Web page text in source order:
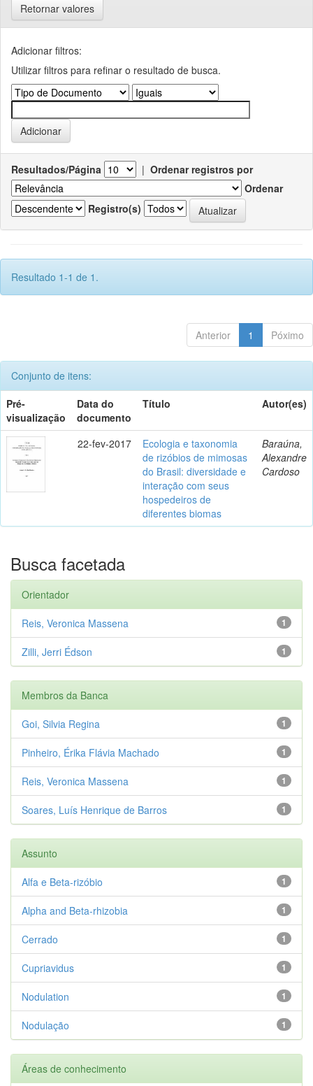
Retornar valores
Adicionar filtros:
Utilizar filtros para refinar o resultado de busca.
Resultados/Página | Ordenar registros por
Ordenar
Registro(s)
Resultado 1-1 de 1.
Anterior 1 Póximo
Conjunto de itens:
Pré-
visualização
Data do
documento
Título Autor(es)
22-fev-2017
Ecologia e taxonomia
de rizóbios de mimosas
do Brasil: diversidade e
interação com seus
hospedeiros de
diferentes biomas
Baraúna,
Alexandre
Cardoso
Busca facetada
Orientador
1
Reis, Veronica Massena
1
Zilli, Jerri Édson
Membros da Banca
1
Goi, Silvia Regina
1
Pinheiro, Érika Flávia Machado
1
Reis, Veronica Massena
1
Soares, Luís Henrique de Barros
Assunto
1
Alfa e Beta-rizóbio
1
Alpha and Beta-rhizobia
1
Cerrado
1
Cupriavidus
1
Nodulation
1
Nodulação
Áreas de conhecimento